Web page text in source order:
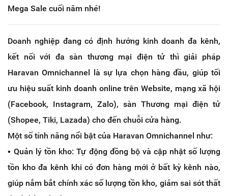
Mega Sale cuối năm nhé!
Doanh nghiệp đang có định hướng kinh doanh đa kênh,
kết nối với đa sàn thương mại điện tử thì giải pháp
Haravan Omnichannel là sự lựa chọn hàng đầu, giúp tối
ưu hiệu suất kinh doanh online trên Website, mạng xã hội
(Facebook, Instagram, Zalo), sàn Thương mại điện tử
(Shopee, Tiki, Lazada) cho đến chuỗi cửa hàng.
Một số tính năng nổi bật của Haravan Omnichannel như:
▪️ Quản lý tồn kho: Tự động đồng bộ và cập nhật số lượng
tồn kho đa kênh khi có đơn hàng mới ở bất kỳ kênh nào,
giúp nắm bắt chính xác số lượng tồn kho, giảm sai sót thất